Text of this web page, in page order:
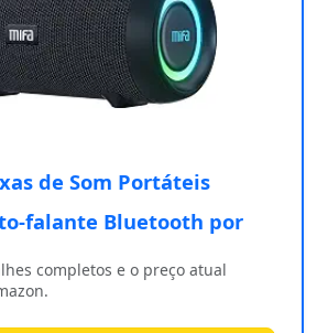
de Som Portáteis
falante Bluetooth por
completos e o preço atual